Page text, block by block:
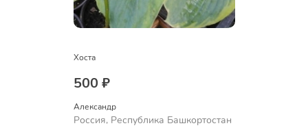
Хоста
500 ₽
Александр
Россия, Республика Башкортостан